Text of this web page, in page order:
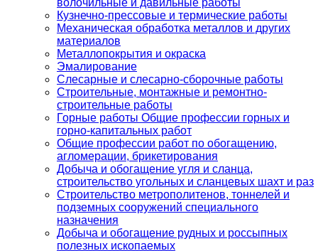
волочильные и давильные работы
Кузнечно-прессовые и термические работы
Механическая обработка металлов и других
материалов
Металлопокрытия и окраска
Эмалирование
Слесарные и слесарно-сборочные работы
Строительные, монтажные и ремонтно-
строительные работы
Горные работы Общие профессии горных и
горно-капитальных работ
Общие профессии работ по обогащению,
агломерации, брикетирования
Добыча и обогащение угля и сланца,
строительство угольных и сланцевых шахт и раз
Строительство метрополитенов, тоннелей и
подземных сооружений специального
назначения
Добыча и обогащение рудных и россыпных
полезных ископаемых